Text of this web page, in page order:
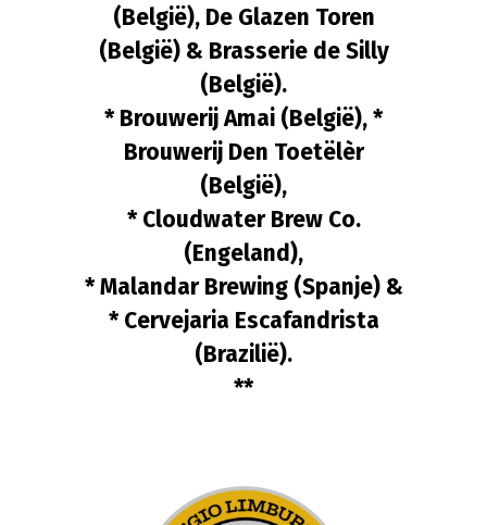
(België), De Glazen Toren
(België) & Brasserie de Silly
(België).
* Brouwerij Amai (België), *
Brouwerij Den Toetëlèr
(België),
* Cloudwater Brew Co.
(Engeland),
* Malandar Brewing (Spanje) &
* Cervejaria Escafandrista
(Brazilië).
**